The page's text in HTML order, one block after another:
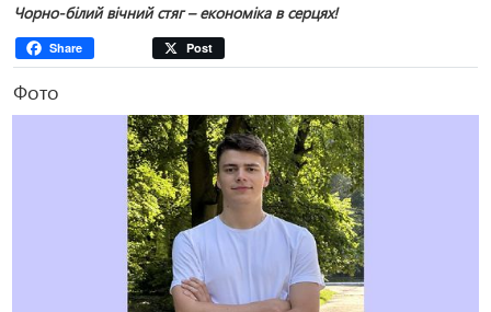
Чорно-білий вічний стяг – економіка в серцях!
Share Post
Фото